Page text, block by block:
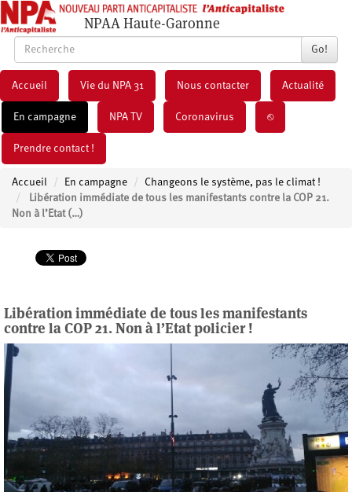
NPAA Haute-Garonne
Go!
Accueil Vie du NPA 31 Nous contacter Actualité
En campagne NPA TV Coronavirus ⎋
Prendre contact !
Accueil En campagne
Changeons le système, pas le climat !
Libération immédiate de tous les manifestants contre la COP 21.
Non à l’Etat (…)
Libération immédiate de tous les manifestants
contre la COP 21. Non à l’Etat policier !